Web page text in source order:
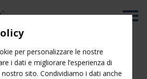
aereoporto
per personalizzare le nostre
i dati e migliorare l’esperienza di
sito. Condividiamo i dati anche